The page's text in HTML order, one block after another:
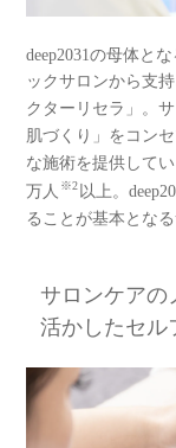
deep2031の母体と
ックサロンから支
クターリセラ」。
肌づくり」をコン
な施術を提供して
万人 ※2 以上。
ることが基本とな
サロンケアの
活かしたセル